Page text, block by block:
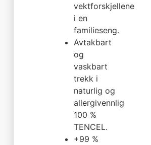
vektforskjellene
i en
familieseng.
Avtakbart
og
vaskbart
trekk i
naturlig og
allergivennlig
100 %
TENCEL.
+99 %